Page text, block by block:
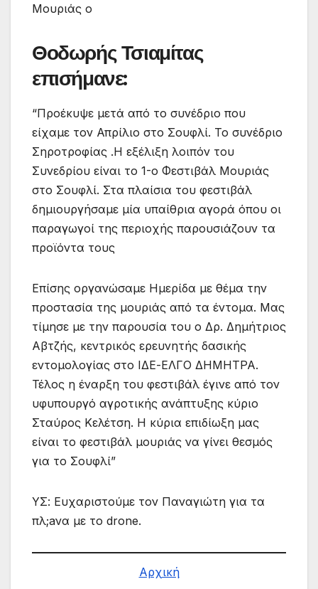
Μουριάς ο
Θοδωρής Τσιαμίτας
επισήμανε:
“Προέκυψε μετά από το συνέδριο που
είχαμε τον Απρίλιο στο Σουφλί. Το συνέδριο
Σηροτροφίας .Η εξέλιξη λοιπόν του
Συνεδρίου είναι το 1-ο Φεστιβάλ Μουριάς
στο Σουφλί. Στα πλαίσια του φεστιβάλ
δημιουργήσαμε μία υπαίθρια αγορά όπου οι
παραγωγοί της περιοχής παρουσιάζουν τα
προϊόντα τους
Επίσης οργανώσαμε Ημερίδα με θέμα την
προστασία της μουριάς από τα έντομα. Μας
τίμησε με την παρουσία του ο Δρ. Δημήτριος
Αβτζής, κεντρικός ερευνητής δασικής
εντομολογίας στο ΙΔΕ-ΕΛΓΟ ΔΗΜΗΤΡΑ.
Τέλος η έναρξη του φεστιβάλ έγινε από τον
υφυπουργό αγροτικής ανάπτυξης κύριο
Σταύρος Κελέτση. Η κύρια επιδίωξη μας
είναι το φεστιβάλ μουριάς να γίνει θεσμός
για το Σουφλί”
ΥΣ: Ευχαριστούμε τον Παναγιώτη για τα
πλ;aνα με το drone.
Αρχική